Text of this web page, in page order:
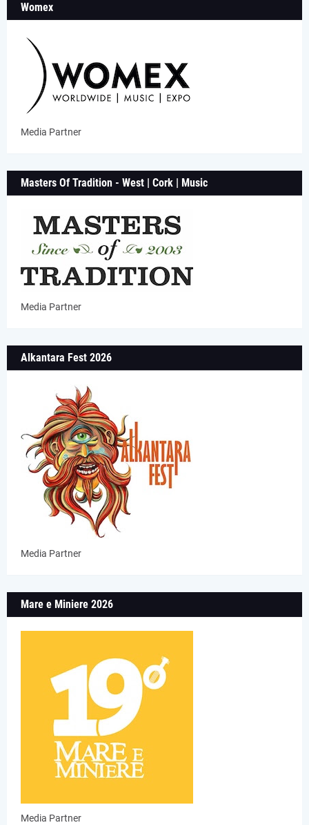
Womex
Media Partner
Masters Of Tradition - West | Cork | Music
Media Partner
Alkantara Fest 2026
Media Partner
Mare e Miniere 2026
Media Partner